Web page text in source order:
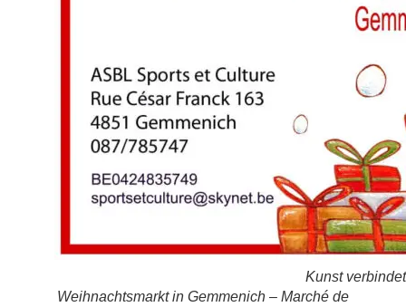
Kunst
Weihnachtsmarkt in Gemmenich – Marché de